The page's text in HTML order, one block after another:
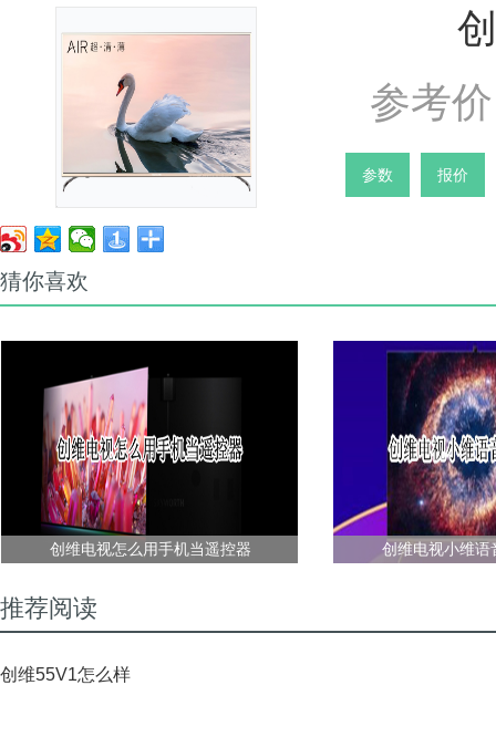
参考
参数 报价
猜你喜欢
创维电视怎么用手机当遥控器 创维电视小维语
推荐阅读
创维55V1怎么样